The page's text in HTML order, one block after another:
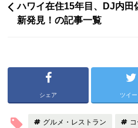
ハワイ在住15年目、DJ内田
新発見！の記事一覧
シェア ツイー
グルメ・レストラン